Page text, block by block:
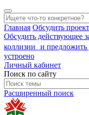
Главная Обсудить
Обсудить действующее
коллизии и
устроено
Личный кабинет
Поиск по сайту
Расширенный поиск